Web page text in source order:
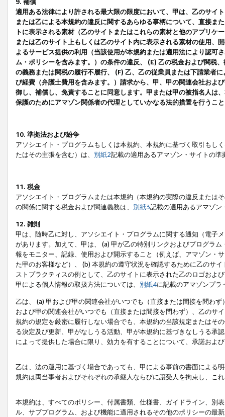
9. 補償
適用ある法律により許される最大限の限度において、甲は、乙のサイ
または乙による本規約の違反に関するあらゆる事柄について、直接ま
トに表示される素材（乙のサイトまたはこれらの素材と他のアプリ
または乙のサイト上もしくは乙のサイト内に表示される素材の使用、
よるサービス提供の利用（当該使用が本規約または適用法により認可
ム・ポリシーを含みます。）の条件の違反、 (E) 乙の税金および関税
の義務または関税の履行不履行、 (F) 乙、乙の従業員または下請業者
び経費（弁護士費用を含みます。）請求から、甲、甲の関連会社およ
御し、補償し、免責することに同意します。甲または甲の被指名人は
保護のためにアマゾン関係者の代理としていかなる法的措置を行うこ
10. 準拠法および紛争
アソシエイト・プログラムもしくは本規約、本規約に基づく取引もし
たはその主張を含む）は、 別紙2記載の適用あるアマゾン・サイトの
11. 税金
アソシエイト・プログラムまたは本規約（本規約の実際の違反または
の関係に関する税金および関連義務は、 別紙3記載の適用あるアマゾン
12. 雑則
甲は、随時乙に対し、アソシエイト・プログラムに関する通知（電子
があります。加えて、甲は、 (a) 甲が乙の特別リンクおよびプログラ
報をモニター、記録、使用および開示すること（例えば、アマゾン・
た甲のお客様など）、 (b) 本規約の遵守状況を確認するために乙のサ
ストプラクティスの例として、乙のサイトに表示された乙のロゴおよ
甲による個人情報の取扱方法については、 別紙4に記載のアマゾンプ
乙は、 (a) 甲および甲の関連会社がいつでも（直接または間接を問わ
および甲の関連会社がいつでも（直接または間接を問わず）、乙のサ
規約の規定を厳密に履行しない場合でも、本規約の当該規定またはそ
る決定及び更新、甲がなしうる活動、甲が本規約に基づきなしうる承
によって提供した場合に限り、効力を有することについて、承諾およ
乙は、法の運用に基づく場合であっても、甲による事前の書面による
規約は両当事者およびそれぞれの承継人ならびに譲受人を拘束し、こ
本規約は、すべてのポリシー、付属書類、仕様書、ガイドライン、別
ル、サブプログラム、および機能に適用されるその他のポリシーの最